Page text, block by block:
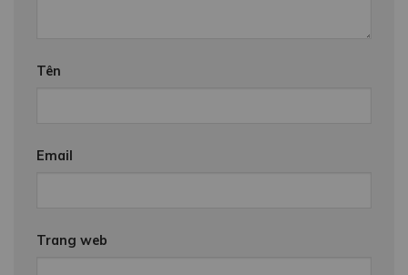
Tên
Email
Trang web